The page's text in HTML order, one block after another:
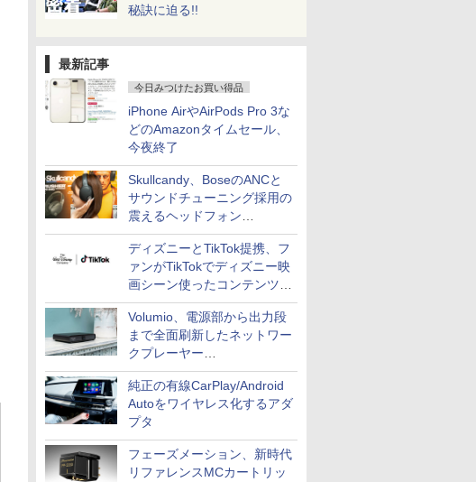
秘訣に迫る!!
最新記事
今日みつけたお買い得品
iPhone AirやAirPods Pro 3な
どのAmazonタイムセール、
今夜終了
Skullcandy、BoseのANCと
サウンドチューニング採用の
震えるヘッドフォン
「Crusher 1080 ANC」
ディズニーとTikTok提携、フ
ァンがTikTokでディズニー映
画シーン使ったコンテンツ制
作、Disney+にも配信
Volumio、電源部から出力段
まで全面刷新したネットワー
クプレーヤー
「Primo（2026）」
純正の有線CarPlay/Android
Autoをワイヤレス化するアダ
プタ
フェーズメーション、新時代
リファレンスMCカートリッ